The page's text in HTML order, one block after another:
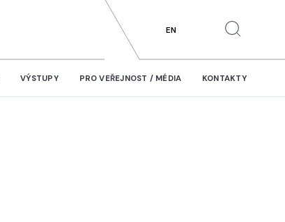
EN
VÝSTUPY PRO VEŘEJNOST / MÉDIA KONTAKTY